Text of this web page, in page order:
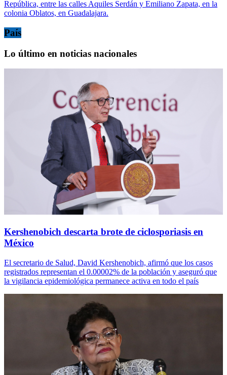
República, entre las calles Aquiles Serdán y Emiliano Zapata, en la
colonia Oblatos, en Guadalajara.
País
Lo último en noticias nacionales
Kershenobich descarta brote de ciclosporiasis en
México
El secretario de Salud, David Kershenobich, afirmó que los casos
registrados representan el 0.00002% de la población y aseguró que
la vigilancia epidemiológica permanece activa en todo el país